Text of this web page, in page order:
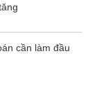
cần làm đầu